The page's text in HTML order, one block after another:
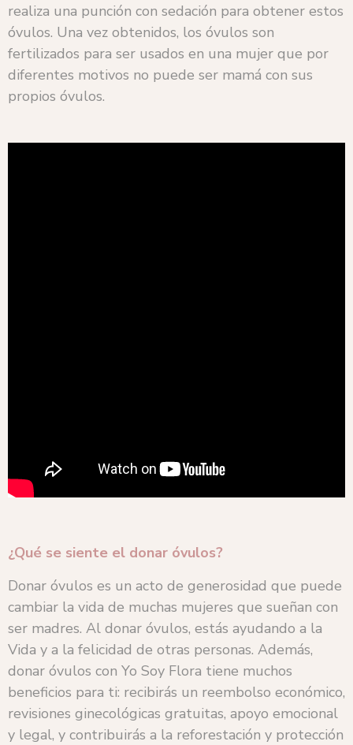
realiza una punción con sedación para obtener estos
óvulos. Una vez obtenidos, los óvulos son
fertilizados para ser usados en una mujer que por
diferentes motivos no puede ser mamá con sus
propios óvulos.
¿Qué se siente el donar óvulos?
Donar óvulos es un acto de generosidad que puede
cambiar la vida de muchas mujeres que sueñan con
ser madres. Al donar óvulos, estás ayudando a la
Vida y a la felicidad de otras personas. Además,
donar óvulos con Yo Soy Flora tiene muchos
beneficios para ti: recibirás un reembolso económico,
revisiones ginecológicas gratuitas, apoyo emocional
y legal, y contribuirás a la reforestación y protección